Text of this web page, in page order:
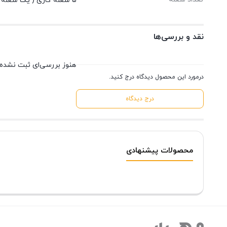
نقد و بررسی‌ها
درمورد این محصول دیدگاه درج کنید.
درج دیدگاه
هنوز بررسی‌ای ثبت
محصولات پیشنهادی